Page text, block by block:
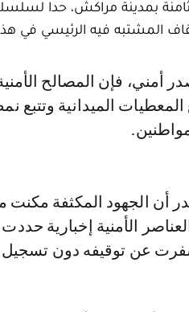
بمدينة مراكش، حدا
المشتبه فيه الرئيسي في
الميدانية وتتبع
أن الجهود المكثفة مكنت
الأمنية إخبارية
عن توقيفه دون تسجيل